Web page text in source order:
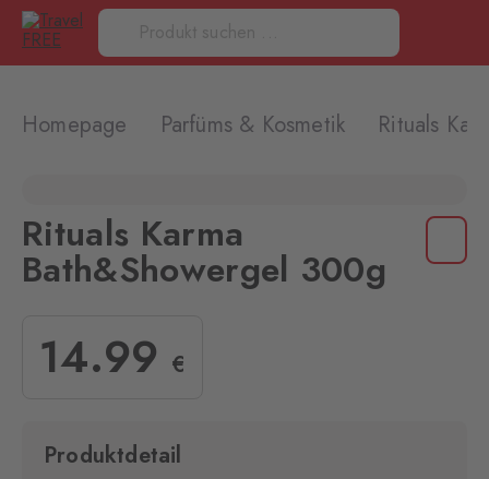
Homepage Parfüms & Kosmetik Rituals
Rituals Karma
Bath&Showergel 300g
14.99 €
Produktdetail